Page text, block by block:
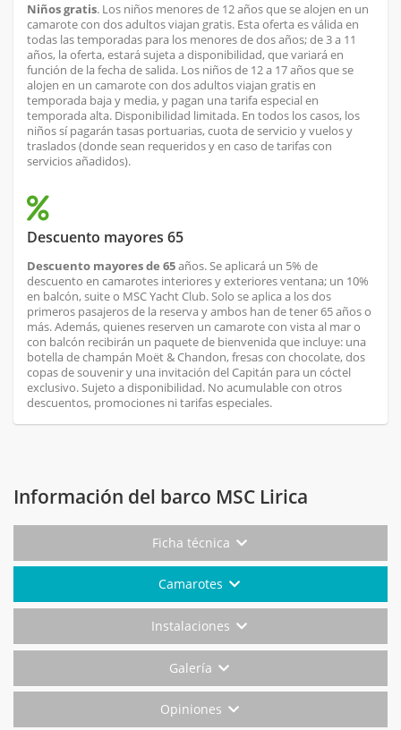
Niños gratis. Los niños menores de 12 años que se alojen en un
camarote con dos adultos viajan gratis. Esta oferta es válida en
todas las temporadas para los menores de dos años; de 3 a 11
años, la oferta, estará sujeta a disponibilidad, que variará en
función de la fecha de salida. Los niños de 12 a 17 años que se
alojen en un camarote con dos adultos viajan gratis en
temporada baja y media, y pagan una tarifa especial en
temporada alta. Disponibilidad limitada. En todos los casos, los
niños sí pagarán tasas portuarias, cuota de servicio y vuelos y
traslados (donde sean requeridos y en caso de tarifas con
servicios añadidos).
Descuento mayores 65
Descuento mayores de 65años. Se aplicará un 5% de
descuento en camarotes interiores y exteriores ventana; un 10%
en balcón, suite o MSC Yacht Club. Solo se aplica a los dos
primeros pasajeros de la reserva y ambos han de tener 65 años o
más. Además, quienes reserven un camarote con vista al mar o
con balcón recibirán un paquete de bienvenida que incluye: una
botella de champán Moët & Chandon, fresas con chocolate, dos
copas de souvenir y una invitación del Capitán para un cóctel
exclusivo. Sujeto a disponibilidad. No acumulable con otros
descuentos, promociones ni tarifas especiales.
Información del barco MSC Lirica
Ficha técnica
Camarotes
Instalaciones
Galería
Opiniones